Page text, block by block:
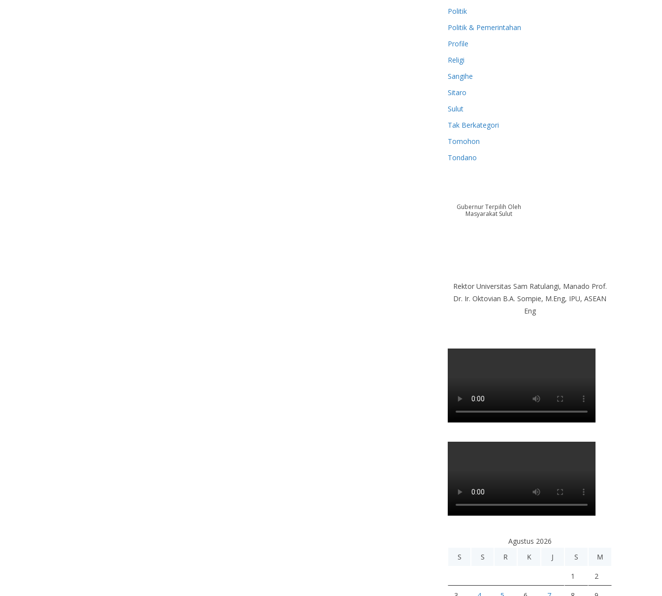
Politik
Politik & Pemerintahan
Profile
Religi
Sangihe
Sitaro
Sulut
Tak Berkategori
Tomohon
Tondano
Gubernur Terpilih Oleh
Masyarakat Sulut
Rektor Universitas Sam Ratulangi, Manado Prof.
Dr. Ir. Oktovian B.A. Sompie, M.Eng, IPU, ASEAN
Eng
Agustus 2026
S
S R K J S M
1 2